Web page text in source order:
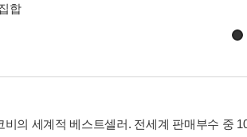
합
비의 세계적 베스트셀러. 전세계 판매부수 중